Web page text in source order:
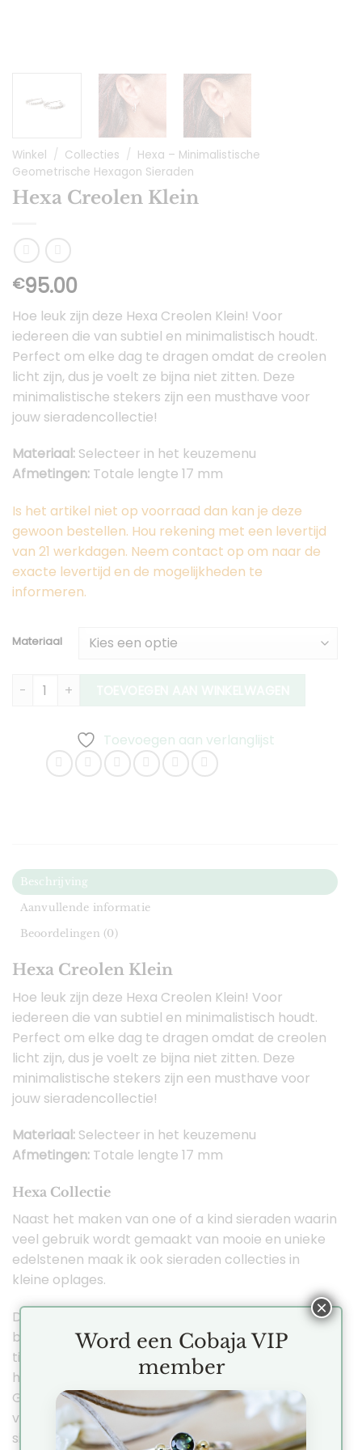
Winkel / Collecties / Hexa – Minimalistische
Geometrische Hexagon Sieraden
Hexa Creolen Klein
€95.00
Hoe leuk zijn deze Hexa Creolen Klein! Voor
iedereen die van subtiel en minimalistisch houdt.
Perfect om elke dag te dragen omdat de creolen
licht zijn, dus je voelt ze bijna niet zitten. Deze
minimalistische stekers zijn een musthave voor
jouw sieradencollectie!
Materiaal: Selecteer in het keuzemenu
Afmetingen: Totale lengte 17 mm
Is het artikel niet op voorraad dan kan je deze
gewoon bestellen. Hou rekening met een levertijd
van 21 werkdagen. Neem contact op om naar de
exacte levertijd en de mogelijkheden te
informeren.
Materiaal
Hexa Creolen Klein aantal
Toevoegen aan verlanglijst
Beschrijving
Aanvullende informatie
Beoordelingen (0)
Hexa Creolen Klein
Hoe leuk zijn deze Hexa Creolen Klein! Voor
iedereen die van subtiel en minimalistisch houdt.
Perfect om elke dag te dragen omdat de creolen
licht zijn, dus je voelt ze bijna niet zitten. Deze
minimalistische stekers zijn een musthave voor
jouw sieradencollectie!
Materiaal: Selecteer in het keuzemenu
Afmetingen: Totale lengte 17 mm
Hexa Collectie
Naast het maken van one of a kind sieraden waarin
veel gebruik wordt gemaakt van mooie en unieke
edelstenen maak ik ook sieraden collecties in
kleine oplages.
De Hexa collectie is een sieraden collectie met als
basis ontwerpen die strak, minimalistisch en
tijdloos zijn. De vormen zijn geïnspireerd op de
hexagonale vorm die mij erg aanspreken.
Gelijkmatig verdeeld, stoer en enorm veelzijdig
voor de sieraad ontwerpen. Je kan de onderlinge
sieraden met elkaar perfect combineren maar
Word een Cobaja VIP
member
×